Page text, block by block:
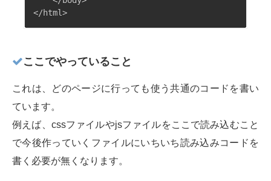
ここでやっていること
これは、どのページに行っても使う共通のコードを書い
ています。
例えば、cssファイルやjsファイルをここで読み込むこと
で今後作っていくファイルにいちいち読み込みコードを
書く必要が無くなります。